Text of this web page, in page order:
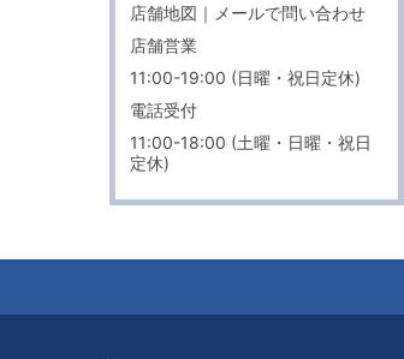
店舗地図 ｜ メールで問い合わせ
店舗営業
11:00-19:00 (日曜・祝日定休)
電話受付
11:00-18:00 (土曜・日曜・祝日
定休)